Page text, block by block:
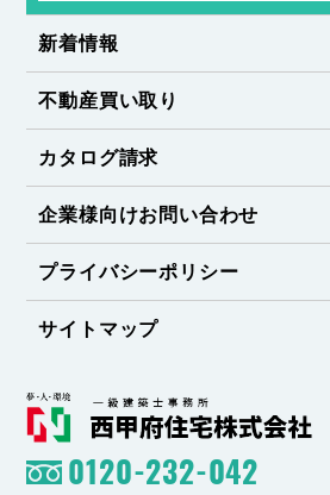
新着情報
不動産買い取り
カタログ請求
企業様向けお問い合わせ
プライバシーポリシー
サイトマップ
0120-232-042